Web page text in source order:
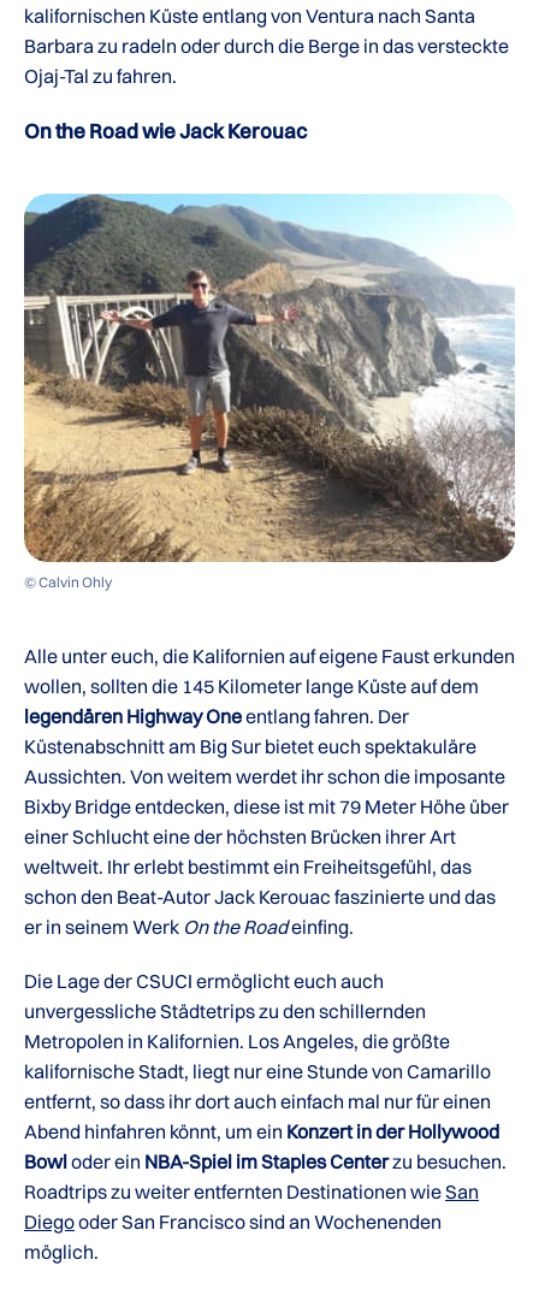
kalifornischen Küste entlang von Ventura nach Santa
Barbara zu radeln oder durch die Berge in das versteckte
Ojaj-Tal zu fahren.
On the Road wie Jack Kerouac
© Calvin Ohly
Alle unter euch, die Kalifornien auf eigene Faust erkunden
wollen, sollten die 145 Kilometer lange Küste auf dem
legendären Highway Oneentlang fahren. Der
Küstenabschnitt am Big Sur bietet euch spektakuläre
Aussichten. Von weitem werdet ihr schon die imposante
Bixby Bridge entdecken, diese ist mit 79 Meter Höhe über
einer Schlucht eine der höchsten Brücken ihrer Art
weltweit. Ihr erlebt bestimmt ein Freiheitsgefühl, das
schon den Beat-Autor Jack Kerouac faszinierte und das
er in seinem Werk On the Roadeinfing.
Die Lage der CSUCI ermöglicht euch auch
unvergessliche Städtetrips zu den schillernden
Metropolen in Kalifornien. Los Angeles, die größte
kalifornische Stadt, liegt nur eine Stunde von Camarillo
entfernt, so dass ihr dort auch einfach mal nur für einen
Abend hinfahren könnt, um ein Konzert in der Hollywood
Bowloder ein NBA-Spiel im Staples Centerzu besuchen.
Roadtrips zu weiter entfernten Destinationen wieSan
Diegooder San Francisco sind an Wochenenden
möglich.